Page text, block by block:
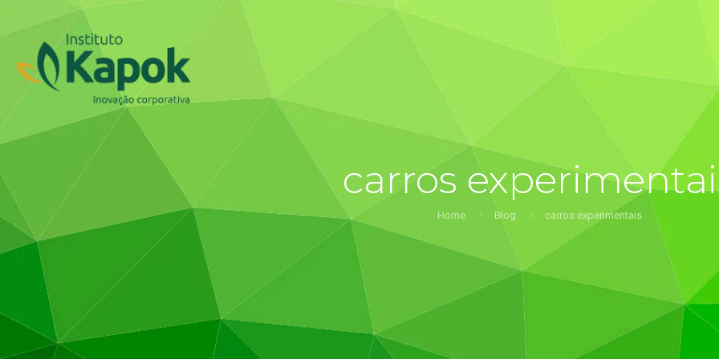
carros
Home Blog carros experimentais